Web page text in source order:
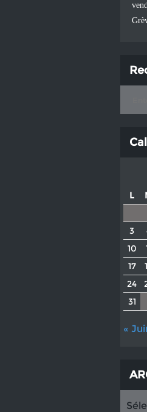
L
3
10
17
24
31
«